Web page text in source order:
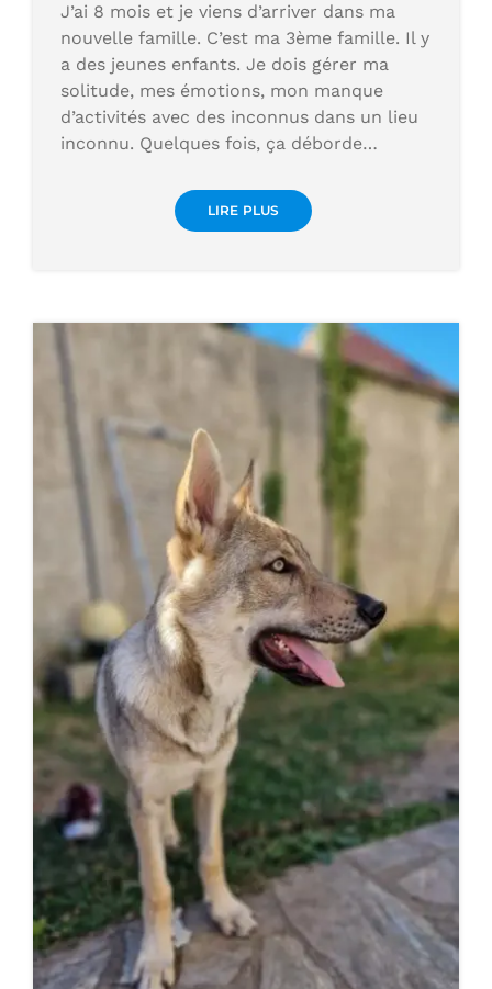
J’ai 8 mois et je viens d’arriver dans ma
nouvelle famille. C’est ma 3ème famille. Il y
a des jeunes enfants. Je dois gérer ma
solitude, mes émotions, mon manque
d’activités avec des inconnus dans un lieu
inconnu. Quelques fois, ça déborde…
LIRE PLUS